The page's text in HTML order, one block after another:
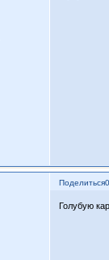
Поделиться
Голубую